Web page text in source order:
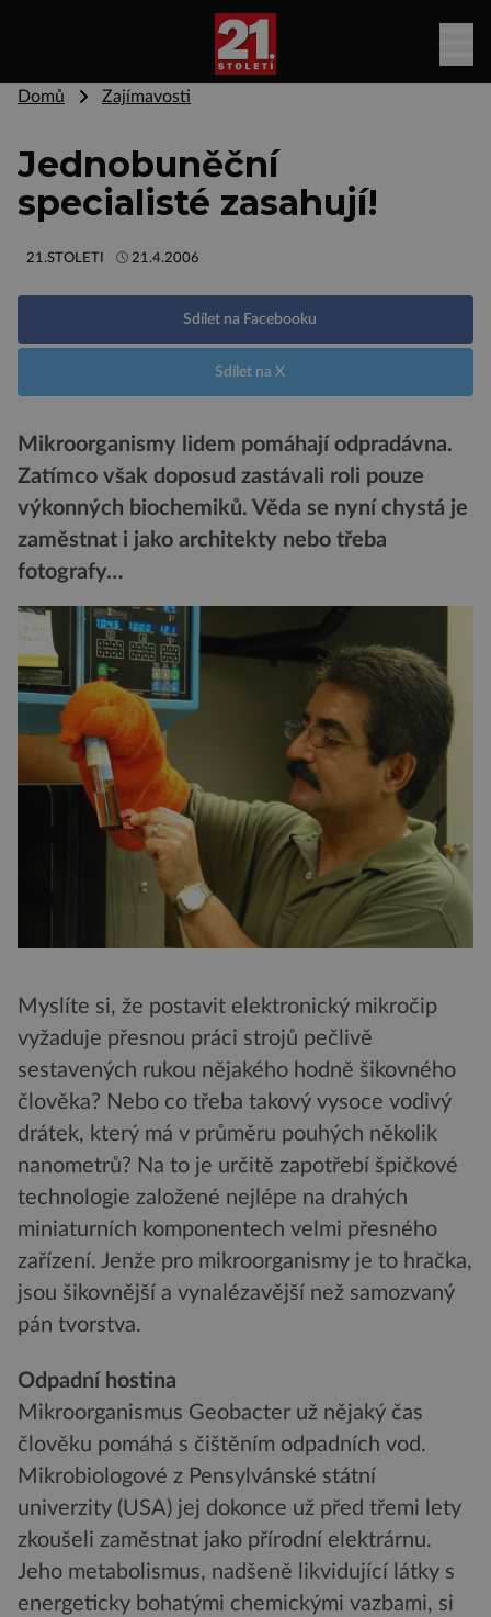
Domů Zajímavosti
Jednobuněční
specialisté zasahují!
21.STOLETI 21.4.2006
Sdílet na Facebooku
Sdílet na X
Mikroorganismy lidem pomáhají odpradávna.
Zatímco však doposud zastávali roli pouze
výkonných biochemiků. Věda se nyní chystá je
zaměstnat i jako architekty nebo třeba
fotografy…
Myslíte si, že postavit elektronický mikročip
vyžaduje přesnou práci strojů pečlivě
sestavených rukou nějakého hodně šikovného
člověka? Nebo co třeba takový vysoce vodivý
drátek, který má v průměru pouhých několik
nanometrů? Na to je určitě zapotřebí špičkové
technologie založené nejlépe na drahých
miniaturních komponentech velmi přesného
zařízení. Jenže pro mikroorganismy je to hračka,
jsou šikovnější a vynalézavější než samozvaný
pán tvorstva.
Odpadní hostina
Mikroorganismus Geobacter už nějaký čas
člověku pomáhá s čištěním odpadních vod.
Mikrobiologové z Pensylvánské státní
univerzity (USA) jej dokonce už před třemi lety
zkoušeli zaměstnat jako přírodní elektrárnu.
Jeho metabolismus, nadšeně likvidující látky s
energeticky bohatými chemickými vazbami, si